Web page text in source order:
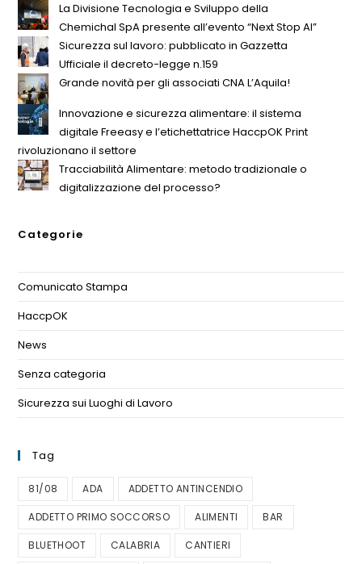
La Divisione Tecnologia e Sviluppo della
Chemichal SpA presente all’evento “Next Stop AI”
Sicurezza sul lavoro: pubblicato in Gazzetta
Ufficiale il decreto-legge n.159
Grande novità per gli associati CNA L’Aquila!
Innovazione e sicurezza alimentare: il sistema
digitale Freeasy e l’etichettatrice HaccpOK Print
rivoluzionano il settore
Tracciabilità Alimentare: metodo tradizionale o
digitalizzazione del processo?
Categorie
Comunicato Stampa
HaccpOK
News
Senza categoria
Sicurezza sui Luoghi di Lavoro
Tag
81/08 ADA ADDETTO ANTINCENDIO
ADDETTO PRIMO SOCCORSO ALIMENTI BAR
BLUETHOOT CALABRIA CANTIERI